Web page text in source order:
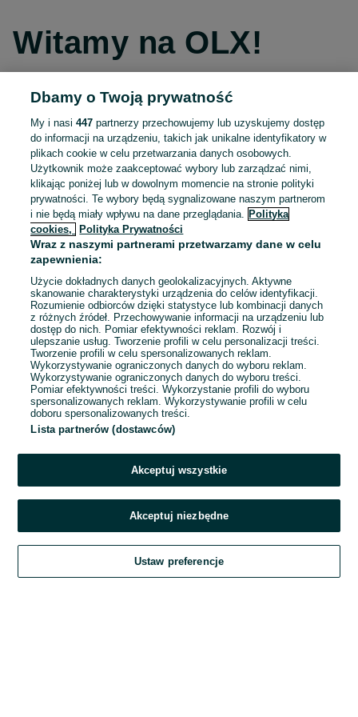
Witamy na OLX!
Kontynuuj przez Facebooka
Kontynuuj przez konto Apple
Kontynuuj przez konto Google
LUB
E-mail
Hasło
Zaloguj się
Kontynuując za pośrednictwem jednego z dostawców wskazanych powyżej,
OLX.pl w jego aktualnym brzmieniu.
Dbamy o Twoją prywatność
My i nasi447 partnerzy przechowujemy lub uzyskujemy dostęp
do informacji na urządzeniu, takich jak unikalne identyfikatory w
plikach cookie w celu przetwarzania danych osobowych.
Użytkownik może zaakceptować wybory lub zarządzać nimi,
klikając poniżej lub w dowolnym momencie na stronie polityki
prywatności. Te wybory będą sygnalizowane naszym partnerom
i nie będą miały wpływu na dane przeglądania.
Polityka
cookies,
Polityka Prywatności
Wraz z naszymi partnerami przetwarzamy dane w celu
zapewnienia:
Użycie dokładnych danych geolokalizacyjnych. Aktywne
skanowanie charakterystyki urządzenia do celów identyfikacji.
Rozumienie odbiorców dzięki statystyce lub kombinacji danych
z różnych źródeł. Przechowywanie informacji na urządzeniu lub
dostęp do nich. Pomiar efektywności reklam. Rozwój i
ulepszanie usług. Tworzenie profili w celu personalizacji treści.
Tworzenie profili w celu spersonalizowanych reklam.
Wykorzystywanie ograniczonych danych do wyboru reklam.
Wykorzystywanie ograniczonych danych do wyboru treści.
Pomiar efektywności treści. Wykorzystanie profili do wyboru
spersonalizowanych reklam. Wykorzystywanie profili w celu
doboru spersonalizowanych treści.
Lista partnerów (dostawców)
Akceptuj wszystkie
Akceptuj niezbędne
Ustaw preferencje